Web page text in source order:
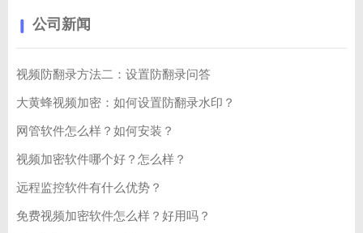
公司新闻
视频防翻录方法二：设置防翻录问答
大黄蜂视频加密：如何设置防翻录水印？
网管软件怎么样？如何安装？
视频加密软件哪个好？怎么样？
远程监控软件有什么优势？
免费视频加密软件怎么样？好用吗？